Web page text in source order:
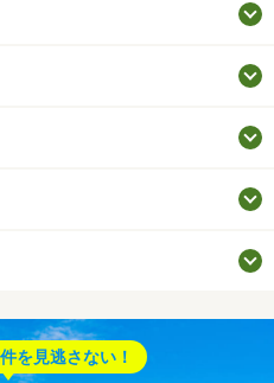
を見逃さない！